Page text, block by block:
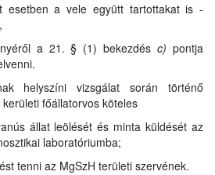
esetben a vele együtt tartottakat is -
a 21. § (1) bekezdésc)pontja
helyszíni vizsgálat során történő
főállatorvos köteles
állat leölését és minta küldését az
laboratóriumba;
tenni az MgSzH területi szervének.